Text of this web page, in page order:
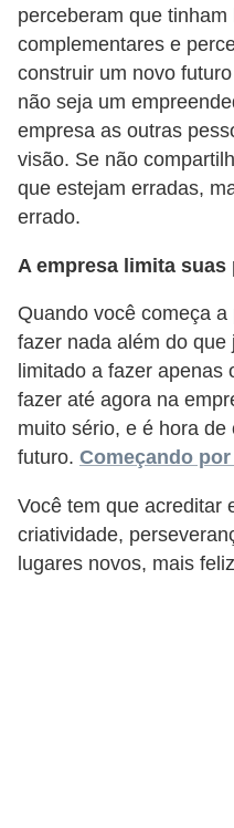
perceberam que tinham
complementares e
construir um novo
não seja um
empresa as outras
visão. Se não
que estejam erradas,
errado.
A empresa limita
Quando você começa
fazer nada além do
limitado a fazer
fazer até agora na
muito sério, e é hora
futuro. Começando
Você tem que acreditar
criatividade,
lugares novos, mais